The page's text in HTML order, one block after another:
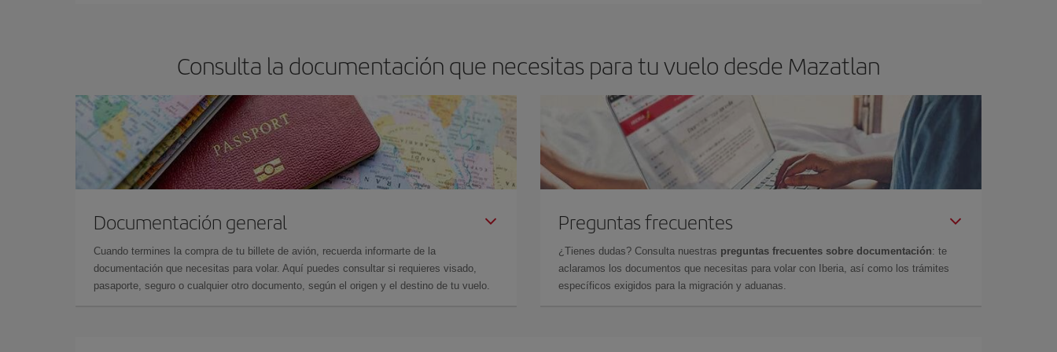
Consulta la documentación que necesitas para tu vuelo desde Mazatlan
Documentación general
Cuando termines la compra de tu billete de avión, recuerda informarte de la
documentación que necesitas para volar. Aquí puedes consultar si requieres visado,
pasaporte, seguro o cualquier otro documento, según el origen y el destino de tu vuelo.
Preguntas frecuentes
¿Tienes dudas? Consulta nuestras preguntas frecuentes sobre documentación: te
aclaramos los documentos que necesitas para volar con Iberia, así como los trámites
específicos exigidos para la migración y aduanas.